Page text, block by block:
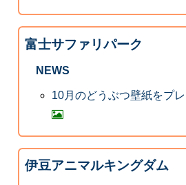
富士サファリパーク
NEWS
10月のどうぶつ壁紙をプレ
伊豆アニマルキングダム